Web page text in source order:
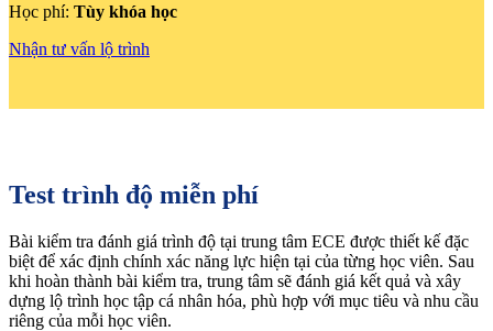
Học phí: Tùy khóa học
Nhận tư vấn lộ trình
Test trình độ miễn phí
Bài kiểm tra đánh giá trình độ tại trung tâm ECE được thiết kế đặc
biệt để xác định chính xác năng lực hiện tại của từng học viên. Sau
khi hoàn thành bài kiểm tra, trung tâm sẽ đánh giá kết quả và xây
dựng lộ trình học tập cá nhân hóa, phù hợp với mục tiêu và nhu cầu
riêng của mỗi học viên.